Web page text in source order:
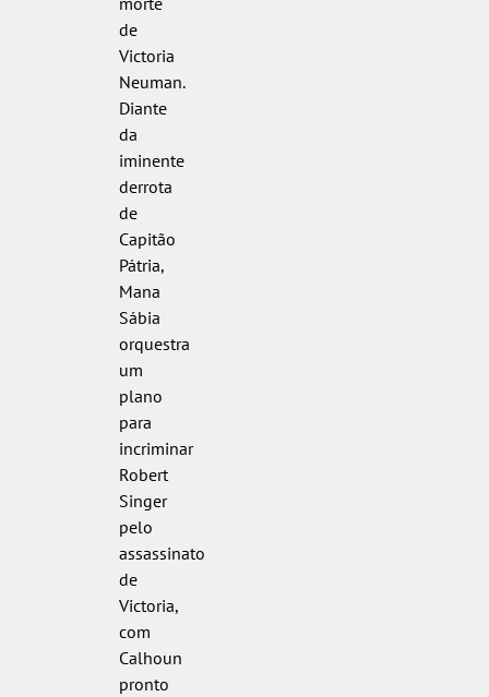
de
Victoria
Neuman.
Diante
da
iminente
derrota
de
Capitão
Pátria,
Mana
Sábia
orquestra
um
plano
para
incriminar
Robert
Singer
pelo
assassinato
de
Victoria,
com
Calhoun
pronto